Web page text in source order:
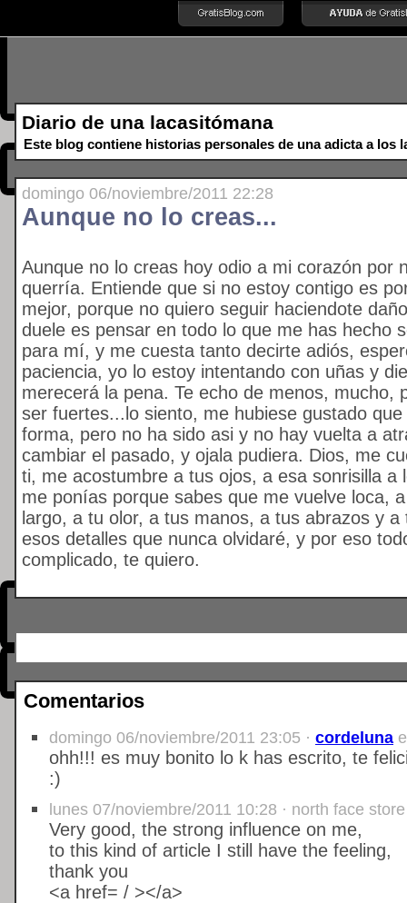
Diario de una lacasitómana
Este blog contiene historias personales de una adicta a los
domingo 06/noviembre/2011 22:28
Aunque no lo creas...
Aunque no lo creas hoy odio a mi corazón por
querría. Entiende que si no estoy contigo es
mejor, porque no quiero seguir haciendote
duele es pensar en todo lo que me has hecho
para mí, y me cuesta tanto decirte adiós,
paciencia, yo lo estoy intentando con uñas y
merecerá la pena. Te echo de menos, mucho,
ser fuertes...lo siento, me hubiese gustado
forma, pero no ha sido asi y no hay vuelta a
cambiar el pasado, y ojala pudiera. Dios, me
ti, me acostumbre a tus ojos, a esa sonrisilla a
me ponías porque sabes que me vuelve loca,
largo, a tu olor, a tus manos, a tus abrazos y
esos detalles que nunca olvidaré, y por eso
complicado, te quiero.
Comentarios
domingo 06/noviembre/2011 23:05 · cordeluna
ohh!!! es muy bonito lo k has escrito, te
:)
lunes 07/noviembre/2011 10:28 · north face
Very good, the strong influence on me,
to this kind of article I still have the feeling,
thank you
<a href= / ></a>